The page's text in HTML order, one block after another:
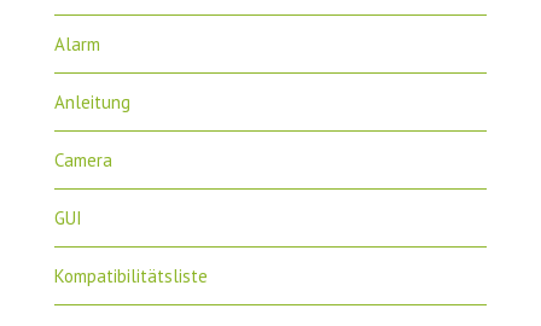
Alarm
Anleitung
Camera
GUI
Kompatibilitätsliste